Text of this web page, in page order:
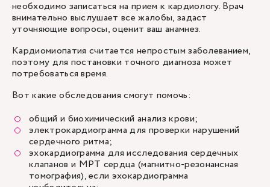
необходимо записаться на прием к кардиологу. Врач
внимательно выслушает все жалобы, задаст
уточняющие вопросы, оценит ваш анамнез.
Кардиомиопатия считается непростым заболеванием,
поэтому для постановки точного диагноза может
потребоваться время.
Вот какие обследования смогут помочь:
общий и биохимический анализ крови;
электрокардиограмма для проверки нарушений
сердечного ритма;
эхокардиограмма для исследования сердечных
клапанов и МРТ сердца (магнитно-резонансная
томография), если эхокардиограмма